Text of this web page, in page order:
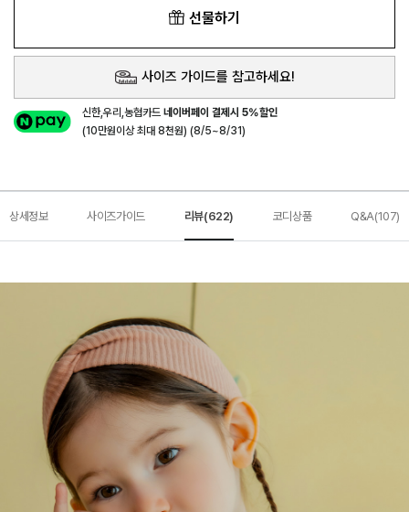
선물하기
사이즈 가이드를 참고하세요!
신한,우리,농협카드네이버페이 결제시 5%할인
(10만원이상 최대 8천원) (8/5~8/31)
상세정보 사이즈가이드 리뷰(622) 코디상품 Q&A(107)